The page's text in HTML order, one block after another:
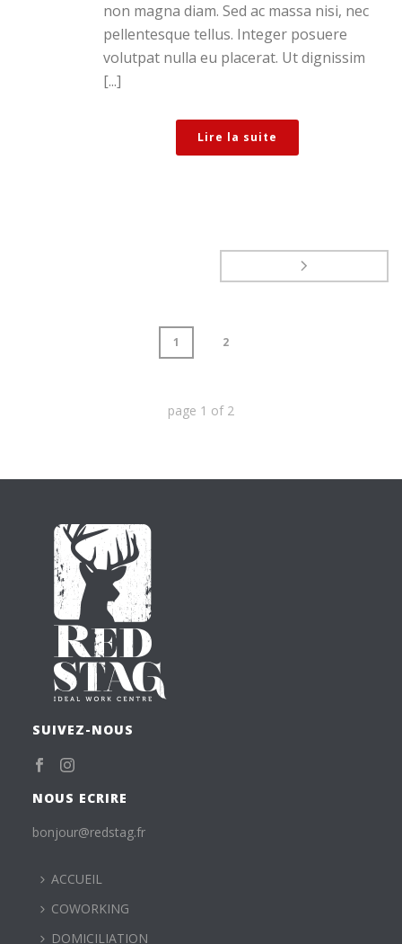
non magna diam. Sed ac massa nisi, nec
pellentesque tellus. Integer posuere
volutpat nulla eu placerat. Ut dignissim
[...]
Lire la suite
1 2
page 1 of 2
SUIVEZ-NOUS
NOUS ECRIRE
bonjour@redstag.fr
ACCUEIL
COWORKING
DOMICILIATION